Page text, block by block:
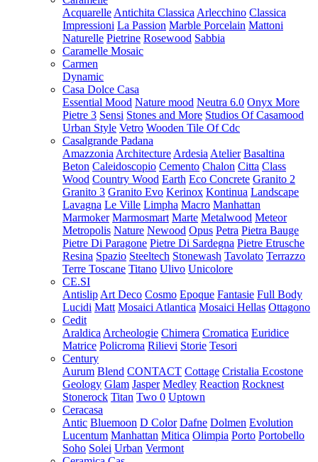
Acquarelle Antichita Classica Arlecchino Classica
Impressioni La Passion Marble Porcelain Mattoni
Naturelle Pietrine Rosewood Sabbia
Caramelle Mosaic
Carmen
Dynamic
Casa Dolce Casa
Essential Mood Nature mood Neutra 6.0 Onyx More
Pietre 3 Sensi Stones and More Studios Of Casamood
Urban Style Vetro Wooden Tile Of Cdc
Casalgrande Padana
Amazzonia Architecture Ardesia Atelier Basaltina
Beton Caleidoscopio Cemento Chalon Citta Class
Wood Country Wood Earth Eco Concrete Granito 2
Granito 3 Granito Evo Kerinox Kontinua Landscape
Lavagna Le Ville Limpha Macro Manhattan
Marmoker Marmosmart Marte Metalwood Meteor
Metropolis Nature Newood Opus Petra Pietra Bauge
Pietre Di Paragone Pietre Di Sardegna Pietre Etrusche
Resina Spazio Steeltech Stonewash Tavolato Terrazzo
Terre Toscane Titano Ulivo Unicolore
CE.SI
Antislip Art Deco Cosmo Epoque Fantasie Full Body
Lucidi Matt Mosaici Atlantica Mosaici Hellas Ottagono
Cedit
Araldica Archeologie Chimera Cromatica Euridice
Matrice Policroma Rilievi Storie Tesori
Century
Aurum Blend CONTACT Cottage Cristalia Ecostone
Geology Glam Jasper Medley Reaction Rocknest
Stonerock Titan Two 0 Uptown
Ceracasa
Antic Bluemoon D Color Dafne Dolmen Evolution
Lucentum Manhattan Mitica Olimpia Porto Portobello
Soho Solei Urban Vermont